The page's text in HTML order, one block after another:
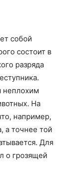
собой
состоит в
разряда
неплохим
На
например,
а точнее той
Для
о грозящей